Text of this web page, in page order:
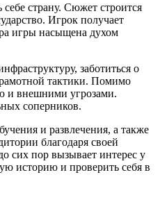
страну. Сюжет строится
Игрок получает
игры насыщена духом
заботиться о
тактики. Помимо
и внешними угрозами.
соперников.
и развлечения, а также
благодаря своей
сих пор вызывает интерес у
историю и проверить себя в